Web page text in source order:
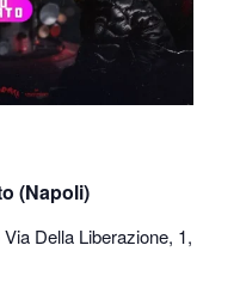
(Napoli)
Via Della Liberazione, 1,